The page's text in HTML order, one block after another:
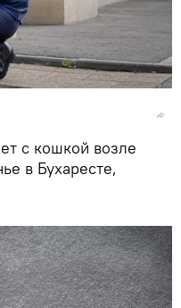
с кошкой возле
в Бухаресте,